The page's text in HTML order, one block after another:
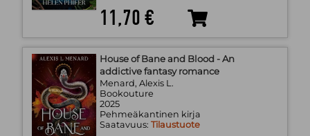
11,70 €
House of Bane and Blood - An
addictive fantasy romance
Menard, Alexis L.
Bookouture
2025
Pehmeäkantinen kirja
Saatavuus: Tilaustuote